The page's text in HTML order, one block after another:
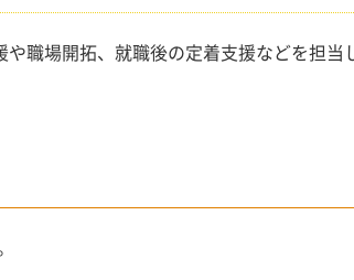
職場開拓、就職後の定着支援などを担当